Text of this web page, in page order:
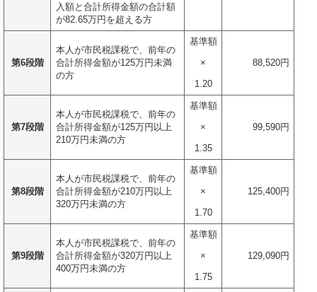
入額と合計所得金額の合計額
が82.65万円を超える方
第6段階
本人が市民税課税で、前年の
合計所得金額が125万円未満
の方
基準額
88,520円
×
1.20
第7段階
本人が市民税課税で、前年の
合計所得金額が125万円以上
210万円未満の方
基準額
99,590円
×
1.35
第8段階
本人が市民税課税で、前年の
合計所得金額が210万円以上
320万円未満の方
基準額
125,400円
×
1.70
第9段階
本人が市民税課税で、前年の
合計所得金額が320万円以上
400万円未満の方
基準額
129,090円
×
1.75